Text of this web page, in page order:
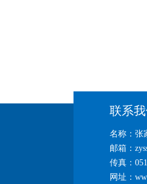
联系
名称：张
邮箱：
传真：
网址：